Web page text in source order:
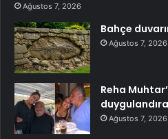
Ağustos 7, 2026
Bahçe
Ağustos 7, 2026
Reha
Ağustos 7, 2026